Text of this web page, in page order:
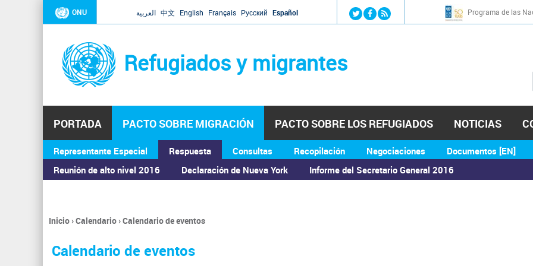
Jump to navigation
ONU العربية 中文 English Français Русский Español Programa de las
Refugiados y migrantes
PORTADA PACTO SOBRE MIGRACIÓN
Representante Especial
Respuesta
Reunión de alto nivel 2016
Declaración de Nueva York Informe del Secretario General 2016
Consultas Recopilación Negociaciones Documentos [EN]
PACTO SOBRE LOS REFUGIADOS NOTICIAS
ASAMBLEA GENERAL
Se
encuentra
usted
Inicio›Calendario›Calendario de eventos
Calendario de eventos